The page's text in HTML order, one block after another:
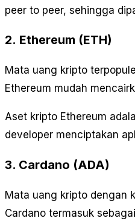
peer to peer, sehingga
2. Ethereum (ETH)
Mata uang kripto
Ethereum mudah
Aset kripto Ethereum
developer menciptakan
3. Cardano (ADA)
Mata uang kripto dengan
Cardano termasuk